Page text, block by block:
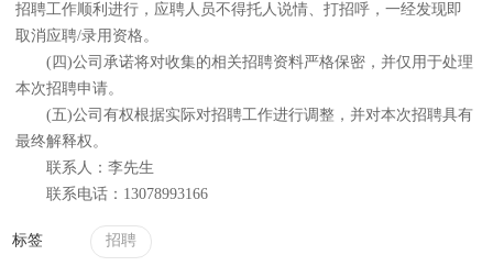
招聘工作顺利进行，应聘人员不得托人说情、打招呼，一经发现即
取消应聘/录用资格。
(四)公司承诺将对收集的相关招聘资料严格保密，并仅用于处理
本次招聘申请。
(五)公司有权根据实际对招聘工作进行调整，并对本次招聘具有
最终解释权。
联系人：李先生
联系电话：13078993166
标签 招聘